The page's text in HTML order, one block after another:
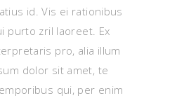
id. Vis ei rationibus
purto zril laoreet. Ex
pro, alia illum
dolor sit amet, te
qui, per enim